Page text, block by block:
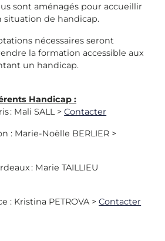
sont aménagés pour accueillir
situation de handicap.
nécessaires seront
la formation accessible aux
un handicap.
Handicap :
: Mali SALL >Contacter
: Marie-Noëlle BERLIER >
: Marie TAILLIEU
: Kristina PETROVA >Contacter